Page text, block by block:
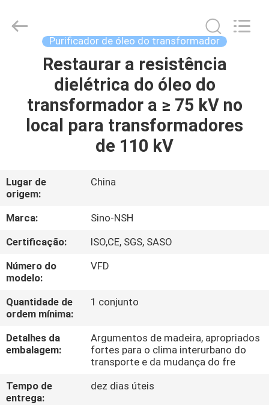
CASA
PRODUTOS
EXCURSÃO
DA
FÁBRICA
CONTROLE
DA
QUALIDADE
CONTACTE-
NOS
Purifier
Manufacture
Purificador de óleo do transformador
Restaurar a resistência
dielétrica do óleo do
transformador a ≥ 75 kV no
local para transformadores
de 110 kV
Lugar de
origem:
China
Marca:
Sino-NSH
Certificação:
ISO,CE, SGS, SASO
Número do
modelo:
VFD
Quantidade de
ordem mínima:
1 conjunto
Detalhes da
embalagem:
Argumentos de madeira, apropriados
fortes para o clima interurbano do
transporte e da mudança do fre
Tempo de
entrega:
dez dias úteis